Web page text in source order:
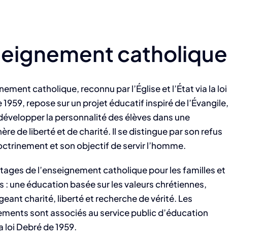
catholique
catholique, reconnu par l’Église et l’État via la loi
1959, repose sur un projet éducatif inspiré de l’Évangile,
la personnalité des élèves dans une
de liberté et de charité. Il se distingue par son refus
et son objectif de servir l’homme.
de l’enseignement catholique pour les familles et
: une éducation basée sur les valeurs chrétiennes,
charité, liberté et recherche de vérité. Les
sont associés au service public d’éducation
loi Debré de 1959.